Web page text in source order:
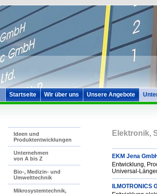
Startseite Wir über uns Unsere Angebote
Ideen und
Produktentwicklungen
Unternehmen
von A bis Z
Bio-, Medizin- und
Umwelttechnik
Mikrosystemtechnik,
Elektronik,
EKM Jena
Entwicklung,
Universal-
ILMOTRONICS